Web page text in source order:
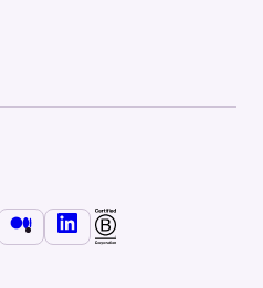
Médio LinkedIn